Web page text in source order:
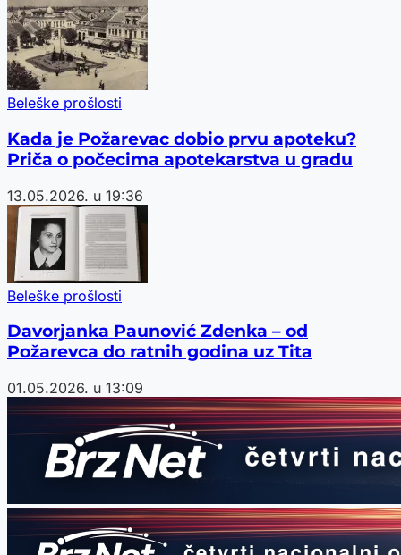
Beleške prošlosti
Kada je Požarevac dobio prvu apoteku?
Priča o počecima apotekarstva u gradu
13.05.2026. u 19:36
Beleške prošlosti
Davorjanka Paunović Zdenka – od
Požarevca do ratnih godina uz Tita
01.05.2026. u 13:09